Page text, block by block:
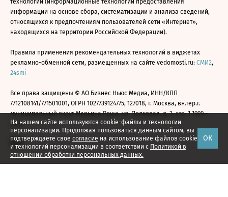
На нашем сайте используются cookie-файлы и технологии
персонализации. Продолжая пользоваться данным сайтом, вы
подтверждаете свое согласие на использование файлов cookie
и технологий персонализации в соответствии с Политикой в
отношении обработки персональных данных.
ОК
технологии (информационные технологии предоставления
информации на основе сбора, систематизации и анализа сведений,
относящихся к предпочтениям пользователей сети «Интернет»,
находящихся на территории Российской Федерации).
Правила применения рекомендательных технологий в виджетах
рекламно-обменной сети, размещенных на сайте vedomosti.ru: СМИ2,
24smi
Все права защищены © АО Бизнес Ньюс Медиа, ИНН/КПП
7712108141/771501001, ОГРН 1027739124775, 127018, г. Москва, вн.тер.г.
муниципальный округ Марьина Роща, ул. Полковая, д. 3, стр. 1 1999—
2026